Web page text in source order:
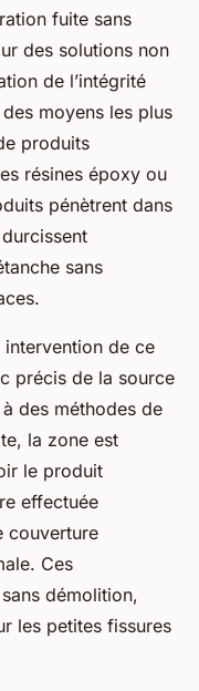
fuite sans
des solutions non
de l’intégrité
moyens les plus
produits
résines époxy ou
pénètrent dans
sans
de ce
précis de la source
des méthodes de
la zone est
le produit
effectuée
couverture
Ces
démolition,
les petites fissures